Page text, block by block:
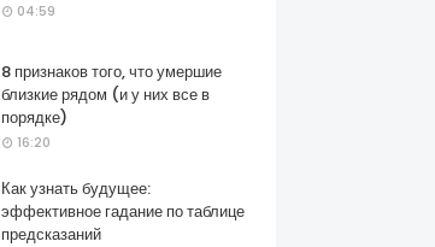
04:59
8 признаков того, что умершие
близкие рядом (и у них все в
порядке)
16:20
Как узнать будущее:
эффективное гадание по таблице
предсказаний